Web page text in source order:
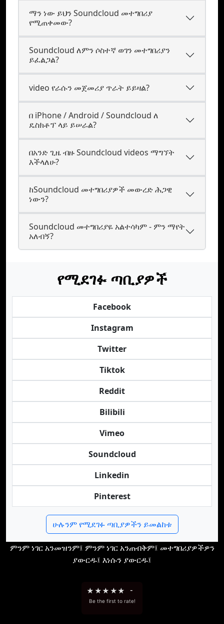
ማን ነው ይህን Soundcloud መተግበሪያ
የሚጠቀመው?
Soundcloud ለምን ሶስተኛ ወገን መተግበሪያን
ይፈልጋል?
video የራሱን መጀመሪያ ጥራት ይይዛል?
በ iPhone / Android / Soundcloud ለ
ዴስክቶፕ ላይ ይሠራል?
በአንድ ጊዜ ብዙ Soundcloud videos ማግኘት
እችላለሁ?
ከSoundcloud መተግበሪያዎች መውረድ ሕጋዊ
ነውን?
Soundcloud መተግበሪያዬ አልተሳካም - ምን ማየት
አለብኝ?
የሚደገፉ ጣቢያዎች
Facebook
Instagram
Twitter
Tiktok
Reddit
Bilibili
Vimeo
Soundcloud
Linkedin
Pinterest
ሁሉንም የሚደገፉ ጣቢያዎችን ይመልከቱ
ምንም ነገር አንመዝንም፤ ምንም ነገር አንጠብቅም፤ መተግበሪያዎችዎን
ያውርዱ፤ እነሱን ያውርዱ፤
★ ★★ ★★ -
Be the first to rate!